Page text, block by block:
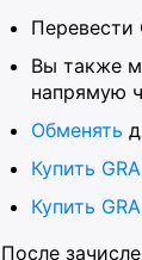
Перевести
Вы также
напрямую
Обменять
Купить
Купить
После